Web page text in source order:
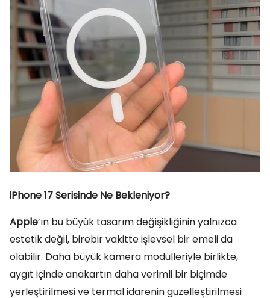
iPhone 17 Serisinde Ne Bekleniyor?
Apple’ın bu büyük tasarım değişikliğinin yalnızca
estetik değil, birebir vakitte işlevsel bir emeli da
olabilir. Daha büyük kamera modülleriyle birlikte,
aygıt içinde anakartın daha verimli bir biçimde
yerleştirilmesi ve termal idarenin güzelleştirilmesi